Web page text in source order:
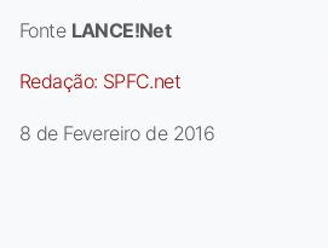
Fonte LANCE!Net
Redação: SPFC.net
8 de Fevereiro de 2016